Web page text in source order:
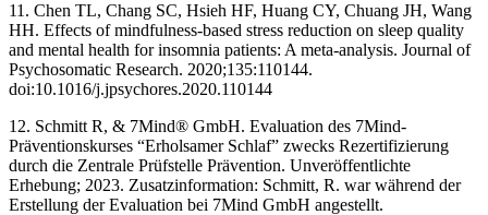
11. Chen TL, Chang SC, Hsieh HF, Huang CY, Chuang JH, Wang
HH. Effects of mindfulness-based stress reduction on sleep quality
and mental health for insomnia patients: A meta-analysis. Journal of
Psychosomatic Research. 2020;135:110144.
doi:10.1016/j.jpsychores.2020.110144
12. Schmitt R, & 7Mind® GmbH. Evaluation des 7Mind-
Präventionskurses “Erholsamer Schlaf” zwecks Rezertifizierung
durch die Zentrale Prüfstelle Prävention. Unveröffentlichte
Erhebung; 2023. Zusatzinformation: Schmitt, R. war während der
Erstellung der Evaluation bei 7Mind GmbH angestellt.